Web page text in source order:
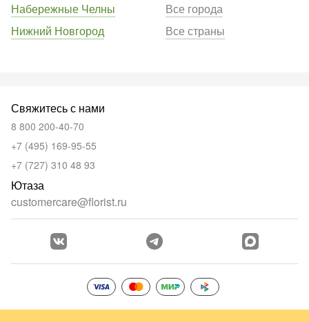
Набережные Челны
Нижний Новгород
Все города
Все страны
Свяжитесь с нами
8 800 200-40-70
+7 (495) 169-95-55
+7 (727) 310 48 93
Ютаза
customercare@florist.ru